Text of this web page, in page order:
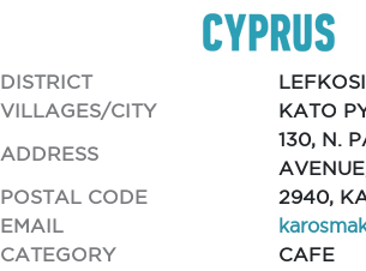
DISTRICT
VILLAGES/CITY
KATO
ADDRESS
130, N.
POSTAL CODE
2940,
EMAIL
CATEGORY
CAFE